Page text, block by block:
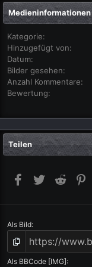
Medieninformationen
Kategorie
Hinzugefügt von
Datum
Bilder gesehen
Anzahl Kommentare
Bewertung
Teilen
Facebook
Twitter Reddit
Als Bild
Als BBCode [IMG]